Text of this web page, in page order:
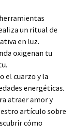
un ritual de
en luz.
oxigenan tu
el cuarzo y la
energéticas.
atraer amor y
artículo sobre
cómo